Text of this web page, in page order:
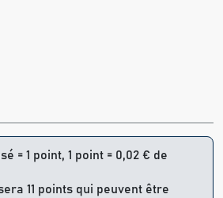
= 1 point, 1 point = 0,02 € de
11 points qui peuvent être